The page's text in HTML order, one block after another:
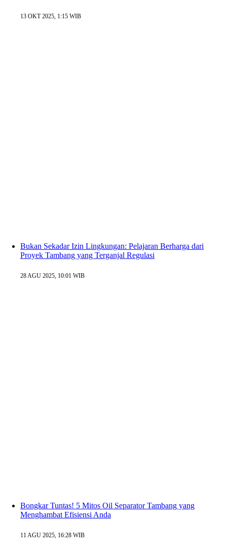
13 OKT 2025, 1:15 WIB
Bukan Sekadar Izin Lingkungan: Pelajaran Berharga dari
Proyek Tambang yang Terganjal Regulasi
28 AGU 2025, 10:01 WIB
Bongkar Tuntas! 5 Mitos Oil Separator Tambang yang
Menghambat Efisiensi Anda
11 AGU 2025, 16:28 WIB